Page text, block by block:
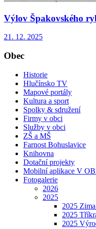
Výlov Špakovského
21. 12. 2025
Obec
Historie
Hlučínsko TV
Mapové portály
Kultura a sport
Spolky & sdružení
Firmy v obci
Služby v obci
ZŠ a MŠ
Farnost Bohuslavice
Knihovna
Dotační projekty
Mobilní aplikace V
Fotogalerie
2026
2025
2025
2025
2025